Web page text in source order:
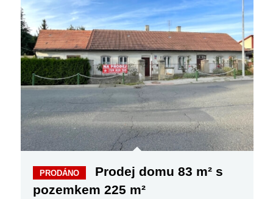
Prodej domu 83 m² s
pozemkem 225 m²